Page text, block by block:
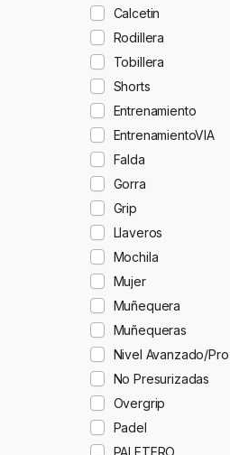
Calcetin
Rodillera
Tobillera
Shorts
Entrenamiento
EntrenamientoVIA
Falda
Gorra
Grip
Llaveros
Mochila
Mujer
Muñequera
Muñequeras
Nivel Avanzado/Pro
No Presurizadas
Overgrip
Padel
PALETERO